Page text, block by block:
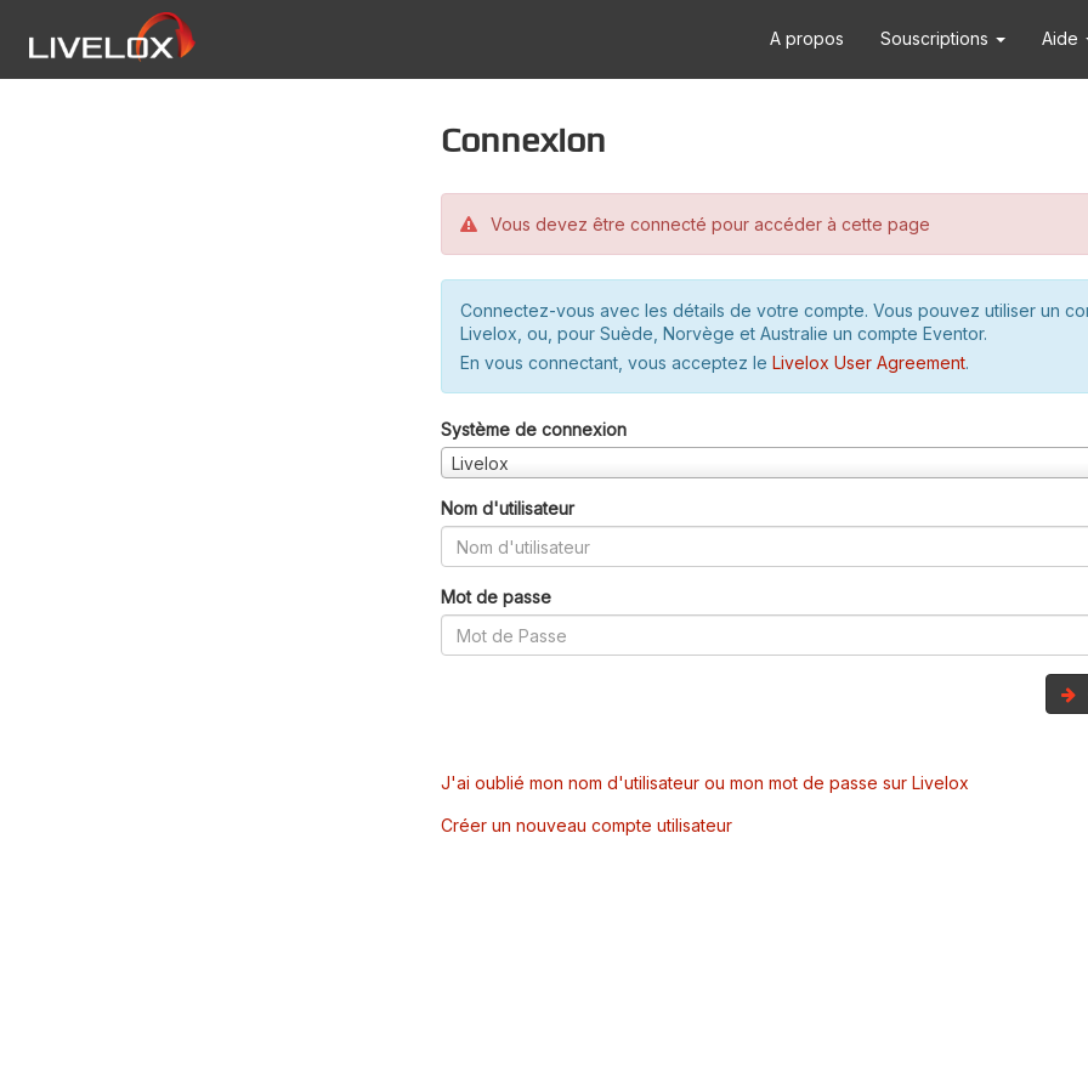
A propos Souscriptions Aide
Connexion
Vous devez être connecté pour accéder à cette page
Connectez-vous avec les détails de votre compte. Vous pouvez utiliser un
Livelox, ou, pour Suède, Norvège et Australie un compte Eventor.
En vous connectant, vous acceptez le Livelox User Agreement.
Système de connexion
Livelox
Nom d'utilisateur
Mot de passe
J'ai oublié mon nom d'utilisateur ou mon mot de passe sur Livelox
Créer un nouveau compte utilisateur